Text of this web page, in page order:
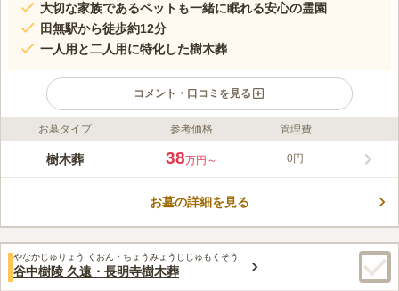
大切な家族であるペットも一緒に眠れる安心の霊園
田無駅から徒歩約12分
一人用と二人用に特化した樹木葬
コメント・口コミを見る
ライフドット編集部のコメント
樹木葬 田無さくら庭園は、遍立寺の境内にあります。最寄駅か
が多く、公園のような造りになっています。たくさんの草花に囲
後の休憩場所にも困りません。境内はバリアフリーに対応してお
り、段差が少なくなっています。
口コミ評価
この霊園はまだ誰からも評価されていません。
お墓タイプ 参考価格 管理費
樹木葬 38万円～ 0円
お墓の詳細を見る
やなかじゅりょう くおん・ちょうみょうじじゅもくそう
谷中樹陵 久遠・長明寺樹木葬